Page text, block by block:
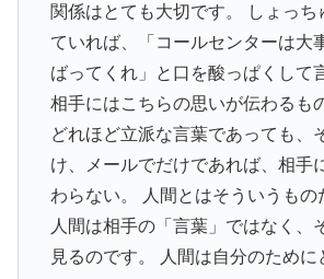
関係はとても大切です。 しょっち
ていれば、「コールセンターは大
ばってくれ」と口を酸っぱくして
相手にはこちらの思いが伝わるも
どれほど立派な言葉であっても、
け、メールでだけであれば、相手
わらない。 人間とはそういうもの
人間は相手の「言葉」ではなく、
見るのです。 人間は自分のために